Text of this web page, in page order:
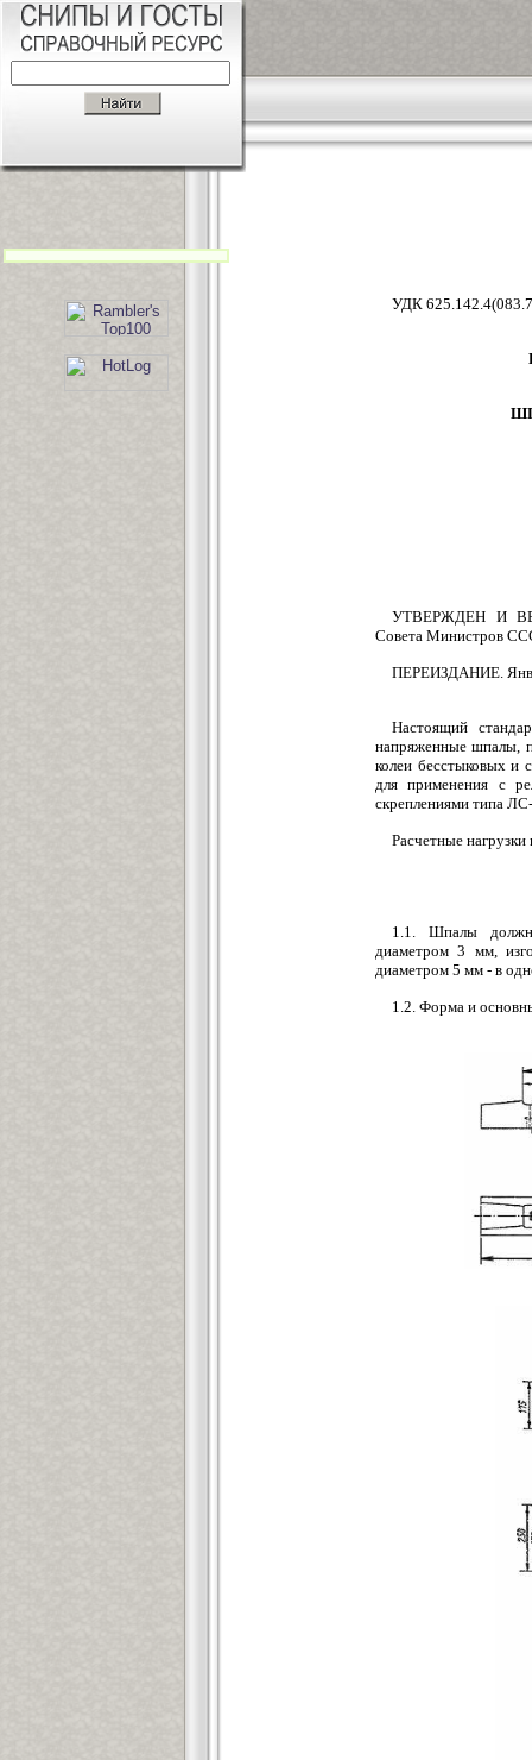
УДК
УТВЕРЖДЕН И
Совета Министров
ПЕРЕИЗДАНИЕ.
Настоящий
напряженные шпалы,
колеи бесстыковых и
для применения с
скреплениями типа
Расчетные
1.1. Шпалы
диаметром 3 мм,
диаметром 5 мм - в
1.2. Форма и